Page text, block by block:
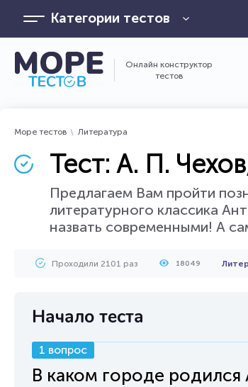
Категории тестов
Онлайн конструктор
тестов
Море тестов Литература
Тест: А. П.
Предлагаем Вам пройти
литературного классика
назвать современными! А
Проходили 2101 раз 18049
Начало теста
1 вопрос
В каком городе родился